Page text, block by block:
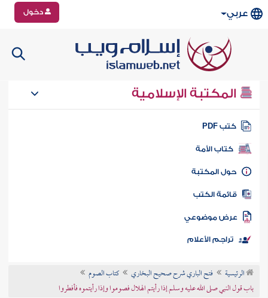
عربي دخول
المكتبة الإسلامية
كتب PDF
كتاب الأمة
المكتبة
الكتب
موضوعي
تراجم الأعلام
الرئيسية فتح الباري شرح صحيح البخاري
كتاب الصوم
باب قول النبي صلى الله عليه وسلم إذا رأيتم الهلال فصوموا وإذا رأيتموه فأفطروا